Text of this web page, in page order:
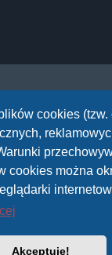
cookies (tzw.
cookies można
Akceptuję!
na tym forum
nowych
w
swoich
swoich postów
załączników